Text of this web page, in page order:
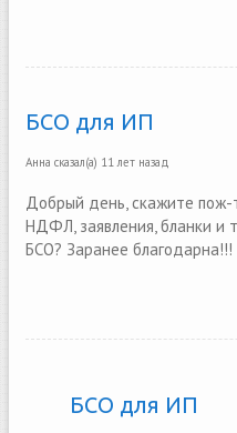
БСО для ИП
Анна сказал(а) 11 лет назад
Добрый день, скажите пож-
НДФЛ, заявления, бланки и
БСО? Заранее благодарна!!!
БСО для ИП